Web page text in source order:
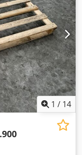
1 / 14